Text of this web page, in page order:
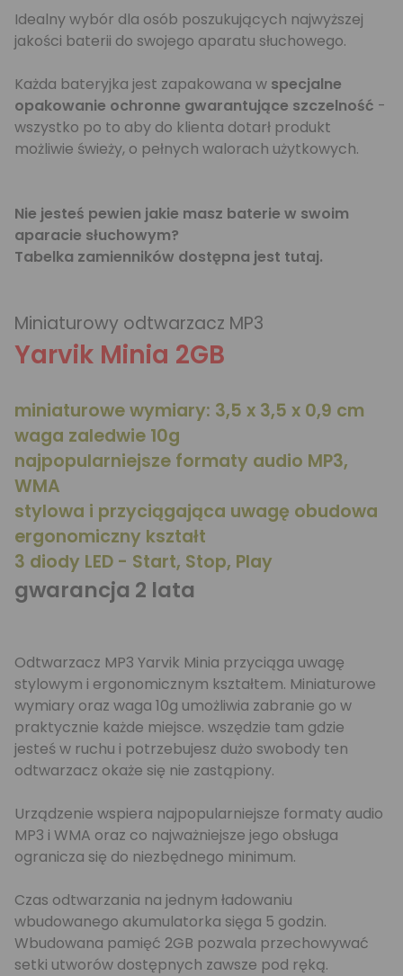
Idealny wybór dla osób poszukujących najwyższej
jakości baterii do swojego aparatu słuchowego.
Każda bateryjka jest zapakowana w specjalne
opakowanie ochronne gwarantujące szczelność -
wszystko po to aby do klienta dotarł produkt
możliwie świeży, o pełnych walorach użytkowych.
Nie jesteś pewien jakie masz baterie w swoim
aparacie słuchowym?
Tabelka zamienników dostępna jest tutaj.
Miniaturowy odtwarzacz MP3
Yarvik Minia 2GB
miniaturowe wymiary: 3,5 x 3,5 x 0,9 cm
waga zaledwie 10g
najpopularniejsze formaty audio MP3,
WMA
stylowa i przyciągająca uwagę obudowa
ergonomiczny kształt
3 diody LED - Start, Stop, Play
gwarancja 2 lata
Odtwarzacz MP3 Yarvik Minia przyciąga uwagę
stylowym i ergonomicznym kształtem. Miniaturowe
wymiary oraz waga 10g umożliwia zabranie go w
praktycznie każde miejsce. wszędzie tam gdzie
jesteś w ruchu i potrzebujesz dużo swobody ten
odtwarzacz okaże się nie zastąpiony.
Urządzenie wspiera najpopularniejsze formaty audio
MP3 i WMA oraz co najważniejsze jego obsługa
ogranicza się do niezbędnego minimum.
Czas odtwarzania na jednym ładowaniu
wbudowanego akumulatorka sięga 5 godzin.
Wbudowana pamięć 2GB pozwala przechowywać
setki utworów dostępnych zawsze pod ręką.